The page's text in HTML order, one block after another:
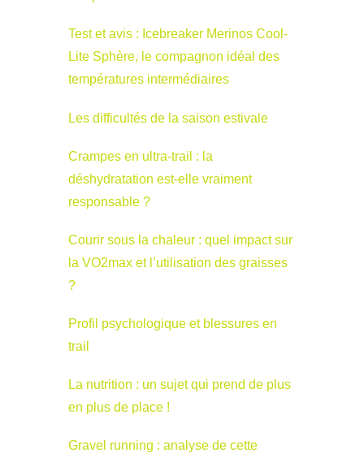
Test et avis : Icebreaker Merinos Cool-
Lite Sphère, le compagnon idéal des
températures intermédiaires
Les difficultés de la saison estivale
Crampes en ultra-trail : la
déshydratation est-elle vraiment
responsable ?
Courir sous la chaleur : quel impact sur
la VO2max et l’utilisation des graisses
?
Profil psychologique et blessures en
trail
La nutrition : un sujet qui prend de plus
en plus de place !
Gravel running : analyse de cette